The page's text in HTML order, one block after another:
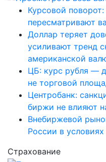
Курсовой
пересматривают
Доллар теряет
усиливают тренд
американской
ЦБ: курс рубля —
не торговой
Центробанк:
биржи не влияют
Внебиржевой
России в
Страхование